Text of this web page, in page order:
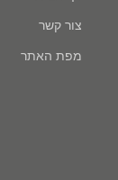
צור קשר
מפת האתר